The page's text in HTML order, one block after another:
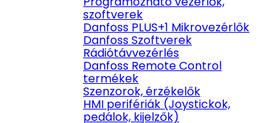
szoftverek
Danfoss PLUS+1 Mikrovezérlők
Danfoss Szoftverek
Rádiótávvezérlés
Danfoss Remote Control
termékek
Szenzorok, érzékelők
HMI perifériák (Joystickok,
pedálok, kijelzők)